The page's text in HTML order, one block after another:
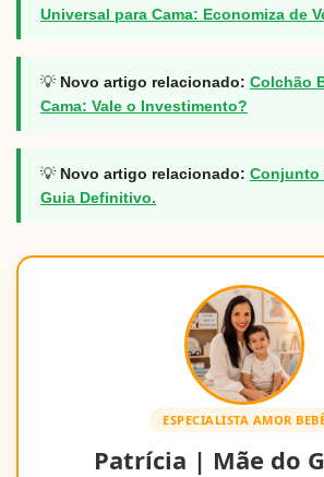
Universal para Cama: Economiza de
💡 Novo artigo relacionado: Colchão
Cama: Vale o Investimento?
💡 Novo artigo relacionado: Conjunto
Guia Definitivo.
ESPECIALISTA AMOR
Patrícia | Mãe do